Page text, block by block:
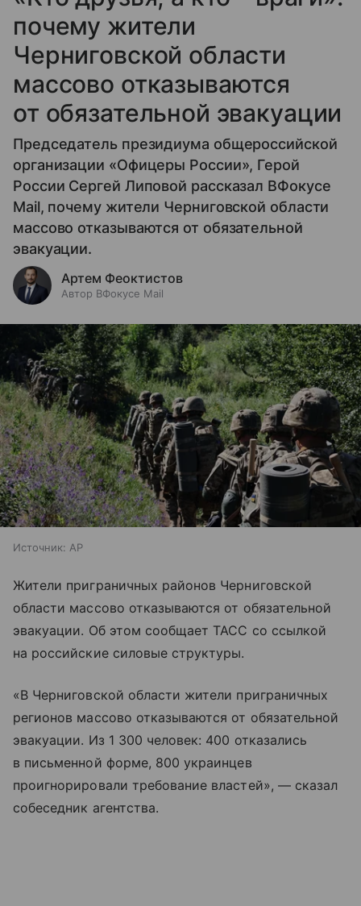
почему жители
Черниговской области
массово отказываются
от обязательной эвакуации
Председатель президиума общероссийской
организации «Офицеры России», Герой
России Сергей Липовой рассказал ВФокусе
Mail, почему жители Черниговской области
массово отказываются от обязательной
эвакуации.
Артем Феоктистов
Автор ВФокусе Mail
Источник: AP
Жители приграничных районов Черниговской
области массово отказываются от обязательной
эвакуации. Об этом сообщает ТАСС со ссылкой
на российские силовые структуры.
«В Черниговской области жители приграничных
регионов массово отказываются от обязательной
эвакуации. Из 1 300 человек: 400 отказались
в письменной форме, 800 украинцев
проигнорировали требование властей», — сказал
собеседник агентства.